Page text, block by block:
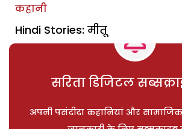
कहानी
Hindi Stories: मीतू
सरिता डिजिटल
अपनी पसंदीदा कहानियां और सामाजिक